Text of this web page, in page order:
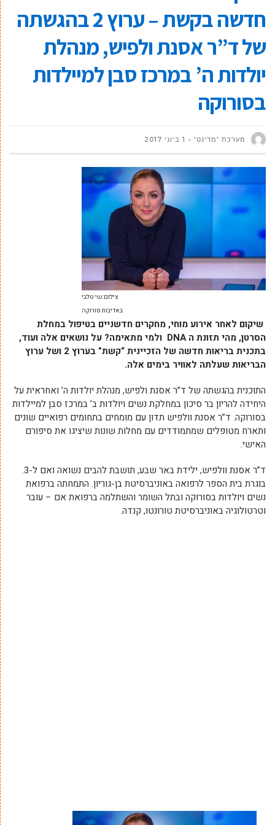
חדשה בקשת – ערוץ 2 בהגשתה
של ד”ר אסנת ולפיש, מנהלת
יולדות ה’ במרכז סבן למיילדות
בסורוקה
מערכת 'מדינט' 1 ביוני 2017
צילום:שי טלבי
באדיבות סורוקה
שיקום לאחר אירוע מוחי, מחקרים חדשניים בטיפול במחלת
הסרטן, מהי תזונת ה DNA ולמי מתאימה?
על נושאים אלה ועוד,
בתכנית בריאות חדשה של הזכיינית “קשת” בערוץ 2 ושל ערוץ
הבריאות שעלתה לאוויר בימים אלה.
התוכנית בהגשתה של ד”ר אסנת ולפיש, מנהלת יולדות ה’ ואחראית על
היחידה להריון בר סיכון במחלקת נשים ויולדות ב’ במרכז סבן למיילדות
בסורוקה. ד”ר אסנת וולפיש תדון עם מומחים בתחומים רפואיים שונים
ותארח מטופלים שמתמודדים עם מחלות שונות שיציגו את סיפורם
האישי.
ד”ר אסנת וולפיש, ילידת באר שבע, תושבת להבים נשואה ואם ל-3.
בוגרת בית הספר לרפואה באוניברסיטת בן-גוריון. התמחתה ברפואת
נשים ויולדות בסורוקה ובתל השומר והשתלמה ברפואת אם – עובר
וטרטולוגיה באוניברסיטת טורונטו, קנדה.